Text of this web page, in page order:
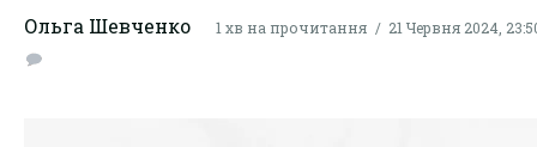
Ольга Шевченко 1 хв на прочитання 21 Червня 2024,